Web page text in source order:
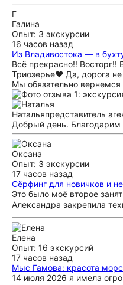
Г
Галина
Опыт: 3 экскурсии
16 часов назад
Из Владивостока — в
Всё прекрасно!!
Триозерье❤️ Да, дорога не
Мы обязательно вернемся
Натальяпредставитель
Добрый день.
Оксана
Опыт: 3 экскурсии
17 часов назад
Сёрфинг для новичков и
Это было моё второе
Александра закрепила
Елена
Опыт: 16 экскурсий
17 часов назад
Мыс Гамова: красота
14 июля 2026 я имела